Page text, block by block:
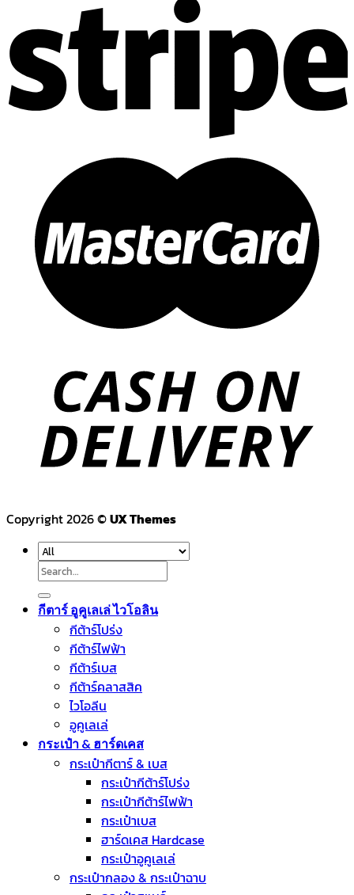
Copyright 2026 ©UX Themes
Search
for:
กีตาร์ อูคูเลเล่ ไวโอลิน
กีต้าร์โปร่ง
กีต้าร์ไฟฟ้า
กีต้าร์เบส
กีต้าร์คลาสสิค
ไวโอลีน
อูคูเลเล่
กระเป๋า & ฮาร์ดเคส
กระเป๋ากีตาร์ & เบส
กระเป๋ากีต้าร์โปร่ง
กระเป๋ากีต้าร์ไฟฟ้า
กระเป๋าเบส
ฮาร์ดเคส Hardcase
กระเป๋าอูคูเลเล่
กระเป๋ากลอง & กระเป๋าฉาบ